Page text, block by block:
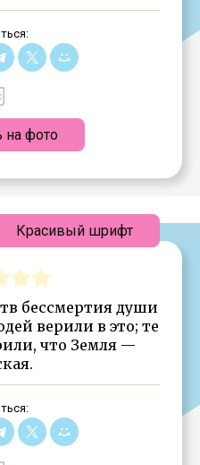
на фото
бессмертия души
верили в это; те
что Земля —
Красивый шрифт